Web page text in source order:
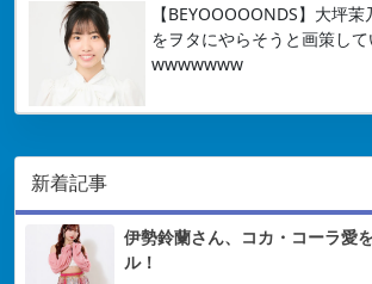
【BEYOOOOONDS】大坪
をヲタにやらそうと画策し
wwwwwww
新着記事
伊勢鈴蘭さん、コカ・コーラ愛
ル！